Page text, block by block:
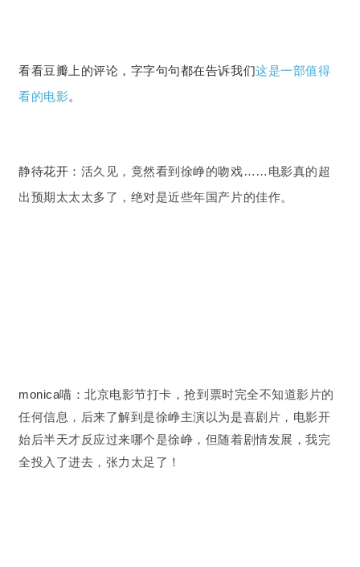
看看豆瓣上的评论，字字句句都在告诉我们这是一部值得
看的电影。
静待花开： 活久见，竟然看到徐峥的吻戏……电影真的超
出预期太太太多了，绝对是近些年国产片的佳作。
monica喵：北京电影节打卡，抢到票时完全不知道影片的
任何信息，后来了解到是徐峥主演以为是喜剧片，电影开
始后半天才反应过来哪个是徐峥，但随着剧情发展，我完
全投入了进去，张力太足了！